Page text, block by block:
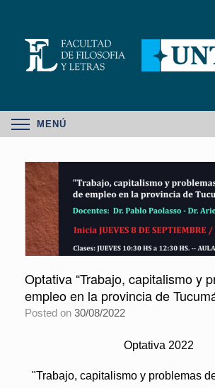
MENÚ
Optativa “Trabajo, capitalismo y
empleo en la provincia de
Posted on 30/08/2022
Optativa 2022
"Trabajo, capitalismo y problemas